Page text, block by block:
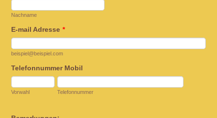
Nachname
E-mail Adresse *
beispiel@beispiel.com
Telefonnummer Mobil
Vorwahl Telefonnummer